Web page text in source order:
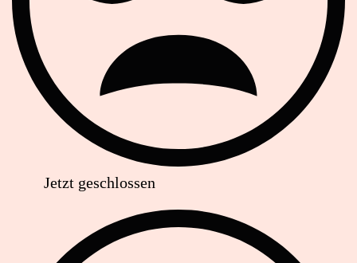
Jetzt geschlossen